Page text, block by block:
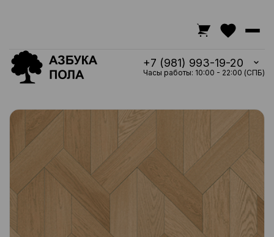
+7 (981) 993-19-20
Часы работы: 10:00 - 22:00 (СПБ)